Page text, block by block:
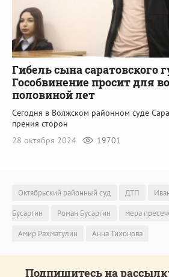
Гибель сына саратовского
Гособвинение просит для
половиной лет
Сегодня в Волжском районном суде
прения сторон
28 октября 2024
19701
Октябрьский районный суд ДТП
Бусаргин
Роман Бусаргин
мера
Амир Рахматулин
Анна Тихонова
Подпишитесь на